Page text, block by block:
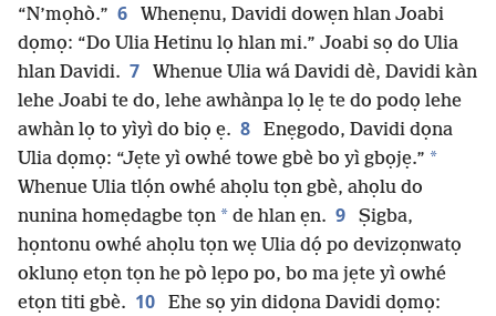
“N’mọhò.” 6
Whenẹnu, Davidi dowẹn hlan Joabi
dọmọ: “Do Ulia Hetinu lọ hlan mi.” Joabi sọ do Ulia
hlan Davidi. 7
Whenue Ulia wá Davidi dè, Davidi kàn
lehe Joabi te do, lehe awhànpa lọ lẹ te do podọ lehe
awhàn lọ to yìyì do biọ ẹ. 8
Enẹgodo, Davidi dọna
Ulia dọmọ: “Jẹte yì owhé towe gbè bo yì gbọjẹ.” *
Whenue Ulia tlọ́n owhé ahọlu tọn gbè, ahọlu do
nunina homẹdagbe tọn * de hlan ẹn. 9
Ṣigba,
họntonu owhé ahọlu tọn wẹ Ulia dọ́ po devizọnwatọ
oklunọ etọn tọn he pò lẹpo po, bo ma jẹte yì owhé
etọn titi gbè. 10
Ehe sọ yin didọna Davidi dọmọ: